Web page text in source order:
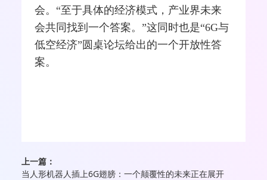
会。“至于具体的经济模式，产业界未来
会共同找到一个答案。”这同时也是“6G与
低空经济”圆桌论坛给出的一个开放性答
案。
上一篇：
当人形机器人插上6G翅膀：一个颠覆性的未来正在展开